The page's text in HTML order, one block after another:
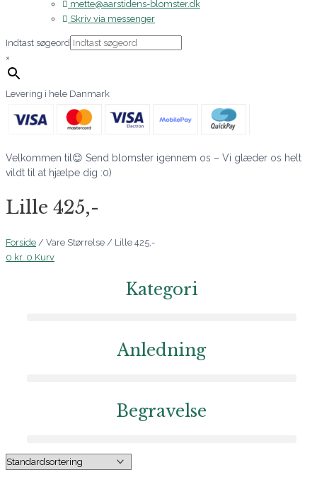
mette@aarstidens-blomster.dk
Skriv via messenger
Indtast søgeord
×
Levering i hele Danmark
Velkommen til😊 Send blomster igennem os – Vi glæder os helt
vildt til at hjælpe dig :0)
Lille 425,-
Forside / Vare Størrelse / Lille 425,-
0 kr. 0 Kurv
Kategori
Anledning
Begravelse